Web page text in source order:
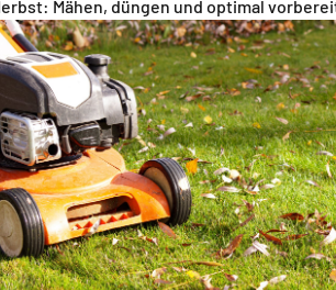
Mähen, düngen und optimal